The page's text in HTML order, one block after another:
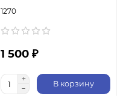
1270
1 500 ₽
В корзину